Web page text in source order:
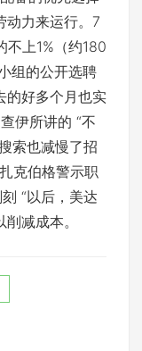
动力来运行。7
不上1%（约180
组的公开选聘
的好多个月也实
伊所讲的 “不
索也减慢了招
克伯格警示职
“以后，美达
减成本。